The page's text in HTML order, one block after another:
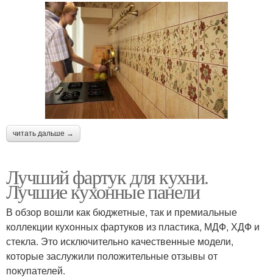
читать дальше →
Лучший фартук для кухни.
Лучшие кухонные панели
В обзор вошли как бюджетные, так и премиальные
коллекции кухонных фартуков из пластика, МДФ, ХДФ и
стекла. Это исключительно качественные модели,
которые заслужили положительные отзывы от
покупателей.